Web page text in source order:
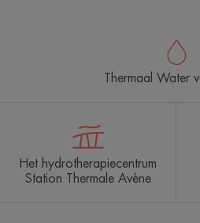
Thermaal Water
Het hydrotherapiecentrum
Station Thermale Avène